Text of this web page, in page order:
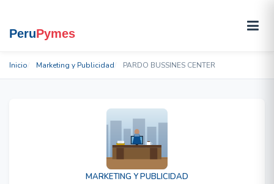
Inicio Marketing y Publicidad PARDO BUSSINES CENTER
MARKETING Y PUBLICIDAD